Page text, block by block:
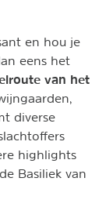
en hou je
eens het
van het
diverse
highlights
Basiliek van